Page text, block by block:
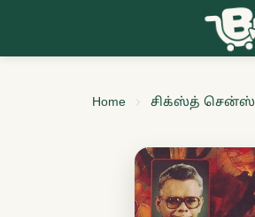
Home சிக்ஸ்த் சென்ஸ்